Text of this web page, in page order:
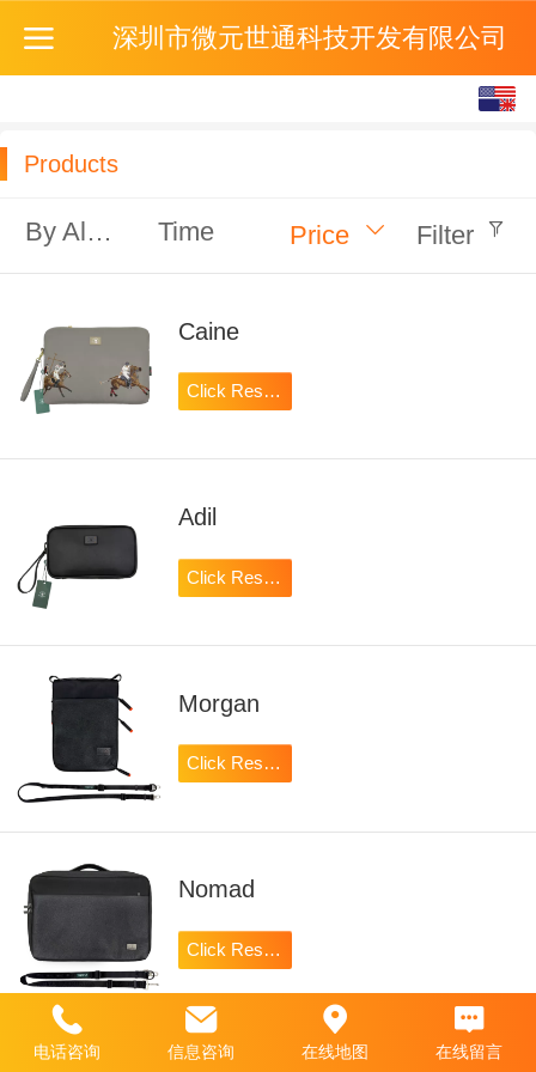
深圳市微元世通科技开发有限公司
Products
By Alphabet Time Price Filter
Caine
Click Reserve
Adil
Click Reserve
Morgan
Click Reserve
Nomad
Click Reserve
电话咨询 信息咨询 在线地图 在线留言